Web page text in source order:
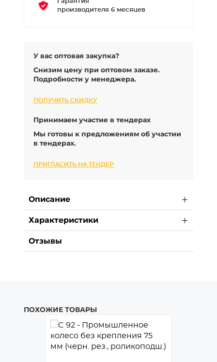
Гарантия
производителя 6 месяцев
У вас оптовая закупка?
Снизим цену при оптовом заказе.
Подробности у менеджера.
ПОЛУЧИТЬ СКИДКУ
Принимаем участие в тендерах
Мы готовы к предложениям об участии
в тендерах.
ПРИГЛАСИТЬ НА ТЕНДЕР
Описание
Характеристики
Отзывы
ПОХОЖИЕ ТОВАРЫ